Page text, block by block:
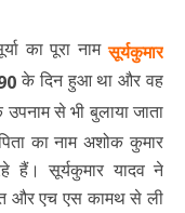
का पूरा नामसूर्यकुमार
के दिन हुआ था और वह
से भी बुलाया जाता
का नाम अशोक कुमार
हैं। सूर्यकुमार यादव ने
और एच एस कामथ से ली